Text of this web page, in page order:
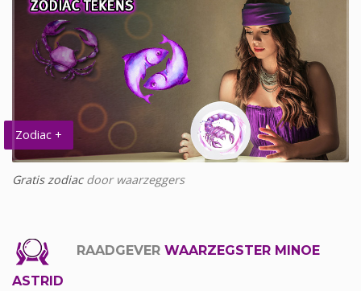
Zodiac +
Gratis zodiacdoor waarzeggers
RAADGEVER WAARZEGSTER MINOE
ASTRID